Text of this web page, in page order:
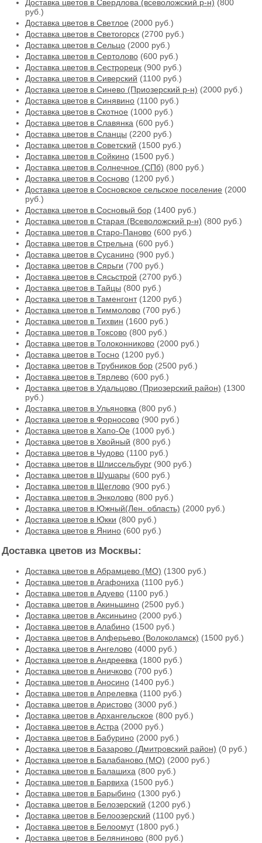
Доставка цветов в Свердлова (всеволожский р-н) (800
руб.)
Доставка цветов в Светлое (2000 руб.)
Доставка цветов в Светогорск (2700 руб.)
Доставка цветов в Сельцо (2000 руб.)
Доставка цветов в Сертолово (600 руб.)
Доставка цветов в Сестрорецк (900 руб.)
Доставка цветов в Сиверский (1100 руб.)
Доставка цветов в Синево (Приозерский р-н) (2000 руб.)
Доставка цветов в Синявино (1100 руб.)
Доставка цветов в Скотное (1000 руб.)
Доставка цветов в Славянка (600 руб.)
Доставка цветов в Сланцы (2200 руб.)
Доставка цветов в Советский (1500 руб.)
Доставка цветов в Сойкино (1500 руб.)
Доставка цветов в Солнечное (СПб) (800 руб.)
Доставка цветов в Сосново (1200 руб.)
Доставка цветов в Сосновское сельское поселение (2000
руб.)
Доставка цветов в Сосновый бор (1400 руб.)
Доставка цветов в Старая (Всеволожский р-н) (800 руб.)
Доставка цветов в Старо-Паново (600 руб.)
Доставка цветов в Стрельна (600 руб.)
Доставка цветов в Сусанино (900 руб.)
Доставка цветов в Сярьги (700 руб.)
Доставка цветов в Сясьстрой (2700 руб.)
Доставка цветов в Тайцы (800 руб.)
Доставка цветов в Таменгонт(1200 руб.)
Доставка цветов в Тиммолово (700 руб.)
Доставка цветов в Тихвин (1600 руб.)
Доставка цветов в Токсово (800 руб.)
Доставка цветов в Толоконниково (2000 руб.)
Доставка цветов в Тосно (1200 руб.)
Доставка цветов в Трубников бор (2500 руб.)
Доставка цветов в Тярлево (600 руб.)
Доставка цветов в Удальцово (Приозерский район) (1300
руб.)
Доставка цветов в Ульяновка (800 руб.)
Доставка цветов в Форносово (900 руб.)
Доставка цветов в Хапо-Ое (1000 руб.)
Доставка цветов в Хвойный (800 руб.)
Доставка цветов в Чудово (1100 руб.)
Доставка цветов в Шлиссельбург (900 руб.)
Доставка цветов в Шушары (600 руб.)
Доставка цветов в Щеглово (900 руб.)
Доставка цветов в Энколово (800 руб.)
Доставка цветов в Южный(Лен. область) (2000 руб.)
Доставка цветов в Юкки (800 руб.)
Доставка цветов в Янино (600 руб.)
Доставка цветов из Москвы:
Доставка цветов в Абрамцево (МО) (1300 руб.)
Доставка цветов в Агафониха (1100 руб.)
Доставка цветов в Адуево (1100 руб.)
Доставка цветов в Акиньшино (2500 руб.)
Доставка цветов в Аксиньино (2000 руб.)
Доставка цветов в Алабино (1500 руб.)
Доставка цветов в Алферьево (Волоколамск) (1500 руб.)
Доставка цветов в Ангелово (4000 руб.)
Доставка цветов в Андреевка (1800 руб.)
Доставка цветов в Аничково (700 руб.)
Доставка цветов в Аносино (1400 руб.)
Доставка цветов в Апрелевка (1100 руб.)
Доставка цветов в Аристово (3000 руб.)
Доставка цветов в Архангельское (800 руб.)
Доставка цветов в Астра (2000 руб.)
Доставка цветов в Бабурино (2000 руб.)
Доставка цветов в Базарово (Дмитровский район) (0 руб.)
Доставка цветов в Балабаново (МО) (2000 руб.)
Доставка цветов в Балашиха (800 руб.)
Доставка цветов в Барвиха (1500 руб.)
Доставка цветов в Барыбино (1300 руб.)
Доставка цветов в Белозерский (1200 руб.)
Доставка цветов в Белоозерский (1100 руб.)
Доставка цветов в Белоомут(1800 руб.)
Доставка цветов в Беляниново (800 руб.)